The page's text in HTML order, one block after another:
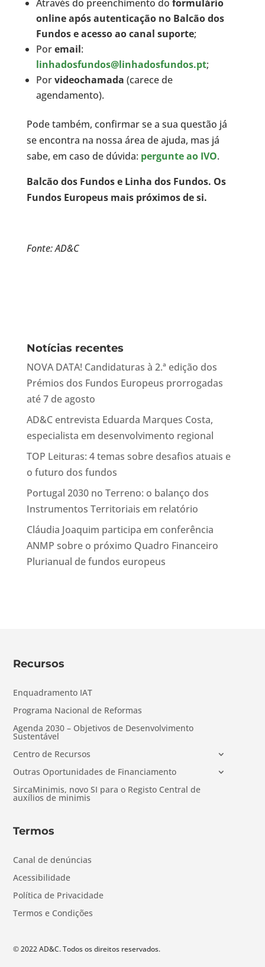
Através do preenchimento do formulário
online após autenticação no Balcão dos
Fundos e acesso ao canal suporte;
Poremail:
linhadosfundos@linhadosfundos.pt;
Porvideochamada (carece de
agendamento).
Pode também, confirmar se a sua questão já
se encontra na nossa área de ajuda, mas já
sabe, em caso de dúvida: pergunte ao IVO.
Balcão dos Fundos e Linha dos Fundos. Os
Fundos Europeus mais próximos de si.
Fonte: AD&C
Notícias recentes
NOVA DATA! Candidaturas à 2.ª edição dos
Prémios dos Fundos Europeus prorrogadas
até 7 de agosto
AD&C entrevista Eduarda Marques Costa,
especialista em desenvolvimento regional
TOP Leituras: 4 temas sobre desafios atuais e
o futuro dos fundos
Portugal 2030 no Terreno: o balanço dos
Instrumentos Territoriais em relatório
Cláudia Joaquim participa em conferência
ANMP sobre o próximo Quadro Financeiro
Plurianual de fundos europeus
Recursos
Enquadramento IAT
Programa Nacional de Reformas
Agenda 2030 – Objetivos de Desenvolvimento
Sustentável
Centro de Recursos
Outras Oportunidades de Financiamento
SircaMinimis, novo SI para o Registo Central de
auxílios de minimis
Termos
Canal de denúncias
Acessibilidade
Política de Privacidade
Termos e Condições
© 2022 AD&C. Todos os direitos reservados.